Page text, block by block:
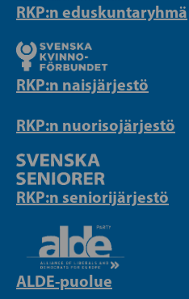
RKP:n eduskuntaryhmä
RKP:n naisjärjestö
RKP:n nuorisojärjestö
RKP:n seniorijärjestö
ALDE-puolue